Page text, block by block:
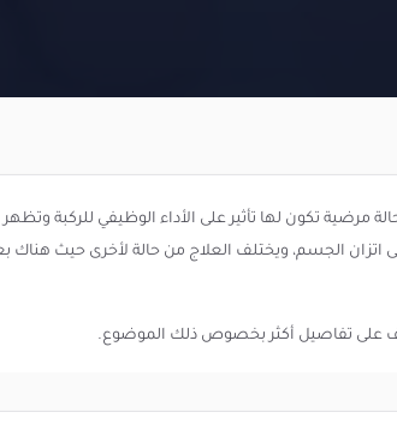
مرضية تكون لها تأثير على الأداء الوظيفي للركبة
اتزان الجسم، ويختلف العلاج من حالة لأخرى حيث
على تفاصيل أكثر بخصوص ذلك الموضوع.